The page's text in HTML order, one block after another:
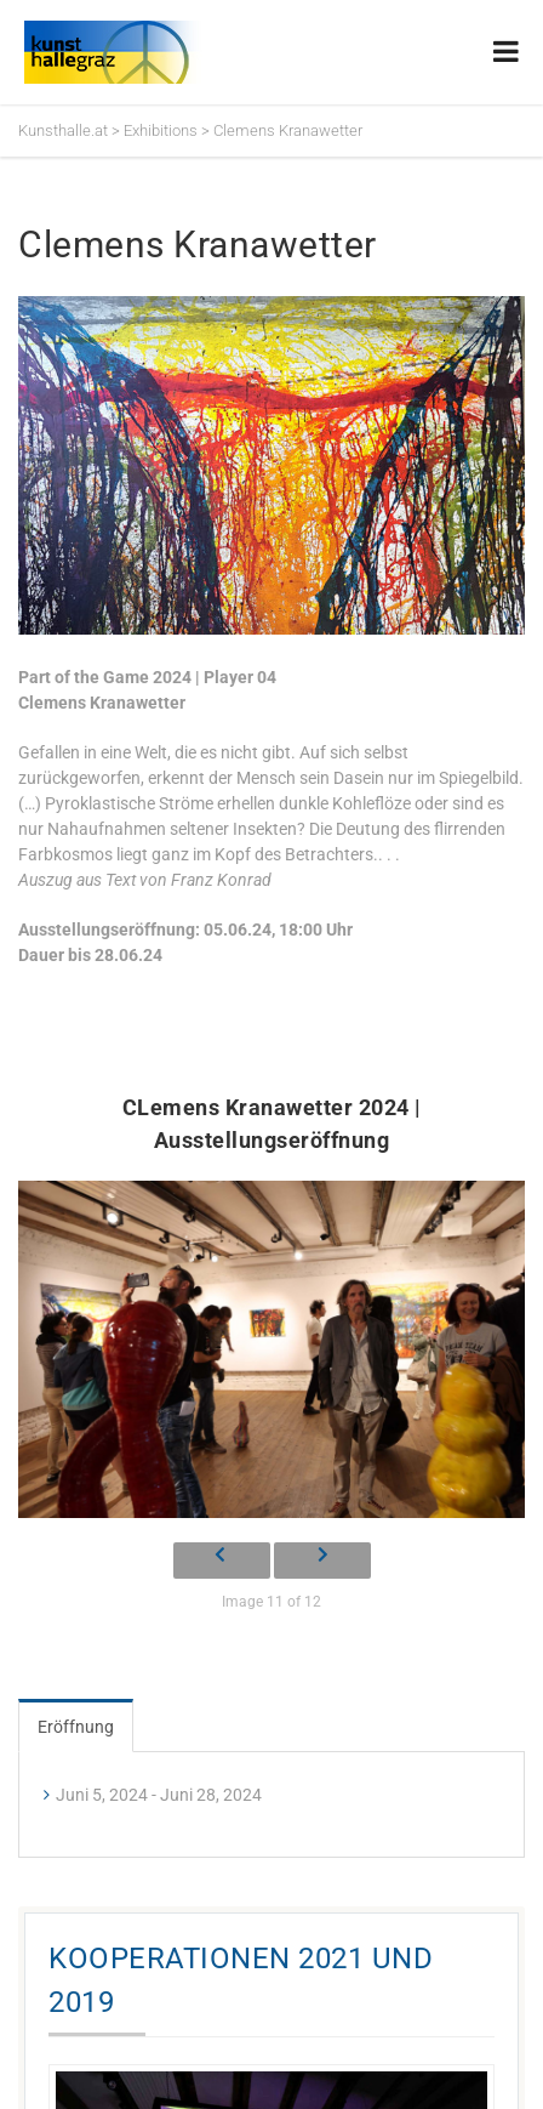
Kunsthalle.at > Exhibitions > Clemens Kranawetter
Clemens Kranawetter
Part of the Game 2024 | Player 04
Clemens Kranawetter
Gefallen in eine Welt, die es nicht gibt. Auf sich selbst
zurückgeworfen, erkennt der Mensch sein Dasein nur im Spiegelbild.
(…) Pyroklastische Ströme erhellen dunkle Kohleflöze oder sind es
nur Nahaufnahmen seltener Insekten? Die Deutung des flirrenden
Farbkosmos liegt ganz im Kopf des Betrachters.. . .
Auszug aus Text von Franz Konrad
Ausstellungseröffnung: 05.06.24, 18:00 Uhr
Dauer bis 28.06.24
CLemens Kranawetter 2024 |
Ausstellungseröffnung
Image 11 of 12
Eröffnung
Juni 5, 2024 - Juni 28, 2024
KOOPERATIONEN 2021 UND
2019